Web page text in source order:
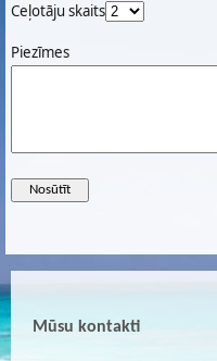
Ceļotāju skaits
Piezīmes
Mūsu kontakti